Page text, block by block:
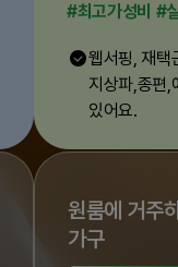
#최고가성비 #
check
웹서핑, 재택
지상파,종편,
있어요.
원룸에 거주
가구